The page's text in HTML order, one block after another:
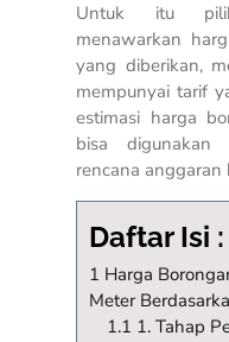
Untuk itu
menawarkan
yang diberikan,
mempunyai tarif
estimasi harga
bisa digunakan
rencana
Daftar Isi :
1 Harga
Meter
1.1 1. Tahap